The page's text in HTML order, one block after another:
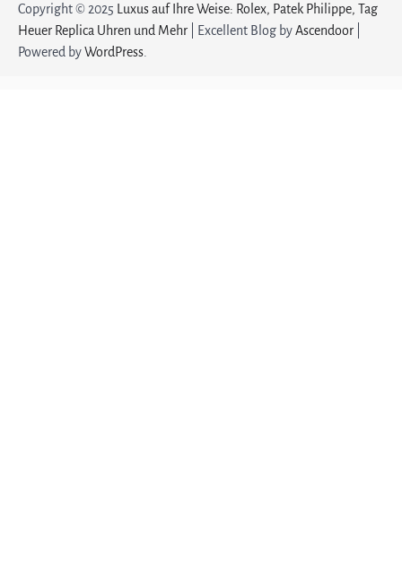
Copyright © 2025 Luxus auf Ihre Weise: Rolex, Patek Philippe, Tag
Heuer Replica Uhren und Mehr | Excellent Blog byAscendoor
Powered byWordPress